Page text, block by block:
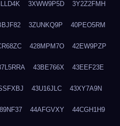
3XWW9P5D 3Y2Z2FMH
3ZUNKQ9P 40PEO5RM
428MPM7O 42EW9PZP
43BE766X 43EEF23E
43U16JLC 43XY7A9N
44AFGVXY 44CGH1H9